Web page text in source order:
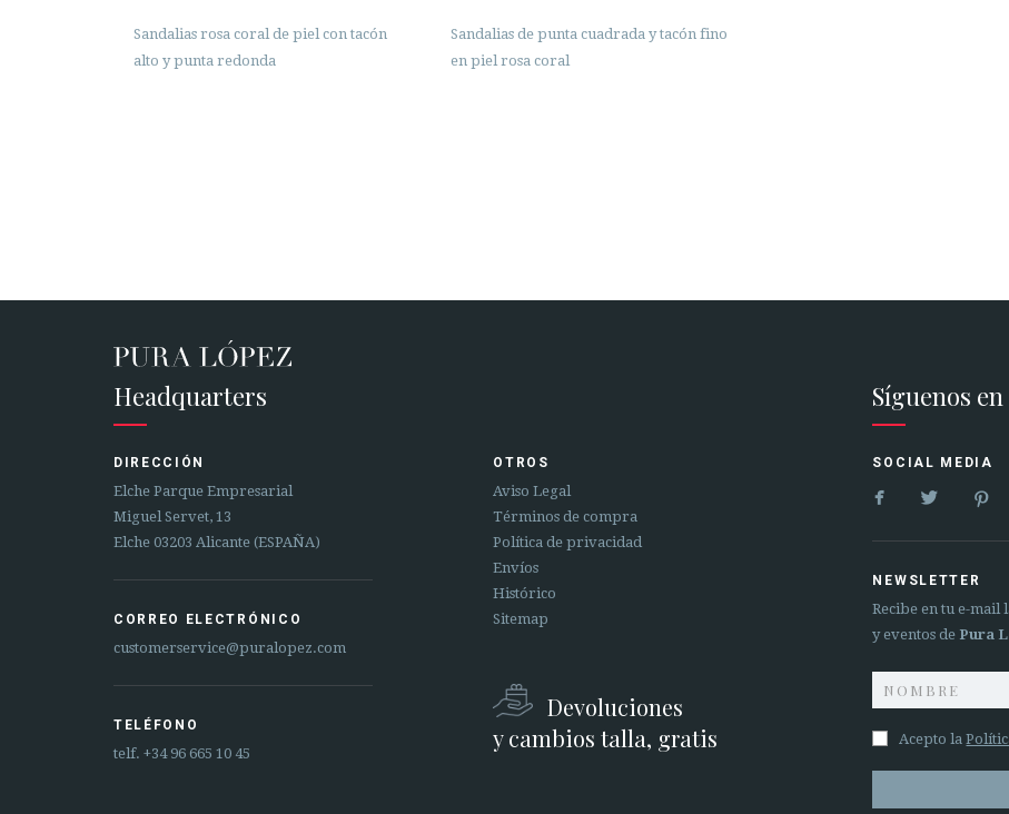
Sandalias rosa coral de piel con tacón
alto y punta redonda
Sandalias de punta cuadrada y tacón fino
en piel rosa coral
Headquarters
DIRECCIÓN
Elche Parque Empresarial
Miguel Servet, 13
Elche 03203 Alicante (ESPAÑA)
CORREO ELECTRÓNICO
customerservice@puralopez.com
TELÉFONO
telf. +34 96 665 10 45
OTROS
Aviso Legal
Términos de compra
Política de privacidad
Envíos
Histórico
Sitemap
Devoluciones
y cambios talla, gratis
Síguenos en
SOCIAL MEDIA
  
NEWSLETTER
Recibe en tu e-mail
y eventos de Pura
Acepto la